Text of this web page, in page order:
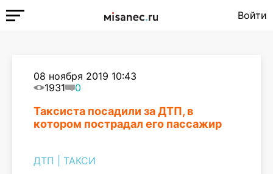
Войти
08 ноября 2019 10:43
1931
0
Таксиста посадили за ДТП, в
котором пострадал его пассажир
ДТП ТАКСИ